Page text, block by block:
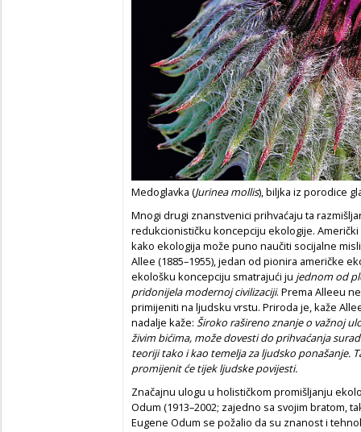
Medoglavka (Jurinea mollis), biljka iz porodice
Mnogi drugi znanstvenici prihvaćaju ta
redukcionističku koncepciju ekologije. Američki
kako ekologija može puno naučiti socijalne
Allee (1885–1955), jedan od pionira američke
ekološku koncepciju smatrajući ju jednom od
pridonijela modernoj civilizaciji. Prema Alleeu
primijeniti na ljudsku vrstu. Priroda je, kaže
nadalje kaže: Široko rašireno znanje o važnoj
živim bićima, može dovesti do prihvaćanja
teoriji tako i kao temelja za ljudsko ponašanje.
promijenit će tijek ljudske povijesti.
Značajnu ulogu u holističkom promišljanju
Odum (1913–2002; zajedno sa svojim bratom,
Eugene Odum se požalio da su znanost i